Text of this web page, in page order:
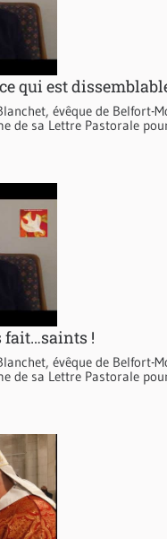
qui est
évêque de Belfort-
de sa Lettre Pastorale
fait…saints !
évêque de Belfort-
de sa Lettre Pastorale